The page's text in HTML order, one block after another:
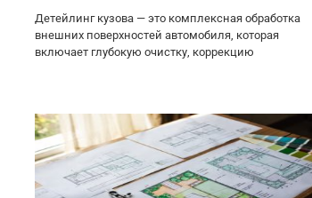
Детейлинг кузова — это комплексная обработка
внешних поверхностей автомобиля, которая
включает глубокую очистку, коррекцию